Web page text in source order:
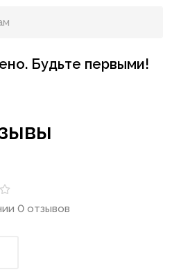
Будьте первыми!
0 отзывов